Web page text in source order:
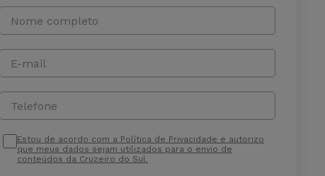
Nome completo
E-mail
Telefone
Estou de acordo com a Política de Privacidade e autorizo
que meus dados sejam utilizados para o envio de
conteúdos da Cruzeiro do Sul.